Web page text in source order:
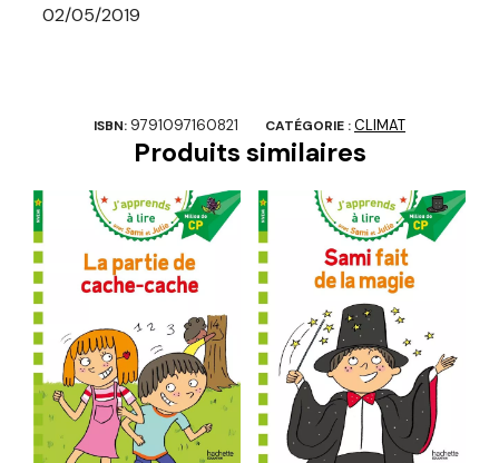
02/05/2019
ISBN: 9791097160821 CATÉGORIE :CLIMAT
Produits similaires